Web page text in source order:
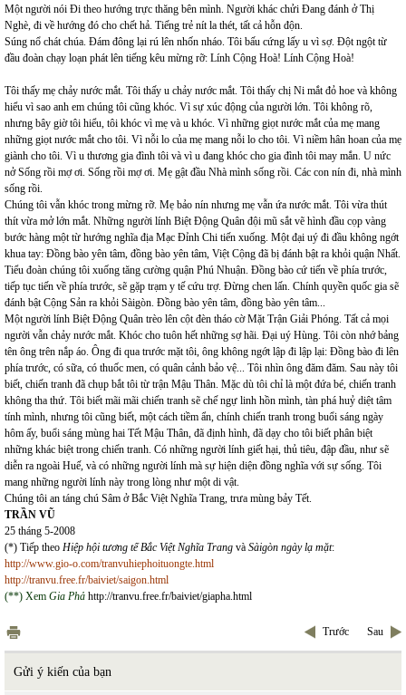
Một người nói Đi theo hướng trực thăng bên mình. Người khác chửi Đang đánh ở Thị
Nghè, đi về hướng đó cho chết hả. Tiếng trẻ nít la thét, tất cả hỗn độn.
Súng nổ chát chúa. Đám đông lại rú lên nhốn nháo. Tôi bấu cứng lấy u vì sợ. Đột ngột từ
đầu đoàn chạy loạn phát lên tiếng kêu mừng rỡ: Lính Cộng Hoà! Lính Cộng Hoà!
Tôi thấy mẹ chảy nước mắt. Tôi thấy u chảy nước mắt. Tôi thấy chị Ni mắt đỏ hoe và không
hiểu vì sao anh em chúng tôi cũng khóc. Vì sự xúc động của người lớn. Tôi không rõ,
nhưng bây giờ tôi hiểu, tôi khóc vì mẹ và u khóc. Vì những giọt nước mắt của mẹ mang
những giọt nước mắt cho tôi. Vì nỗi lo của mẹ mang nỗi lo cho tôi. Vì niềm hân hoan của mẹ
giành cho tôi. Vì u thương gia đình tôi và vì u đang khóc cho gia đình tôi may mắn. U nức
nở Sống rồi mợ ơi. Sống rồi mợ ơi. Mẹ gật đầu Nhà mình sống rồi. Các con nín đi, nhà mình
sống rồi.
Chúng tôi vẫn khóc trong mừng rỡ. Mẹ bảo nín nhưng mẹ vẫn ứa nước mắt. Tôi vừa thút
thít vừa mở lớn mắt. Những người lính Biệt Động Quân đội mũ sắt vẽ hình đầu cọp vàng
bước hàng một từ hướng nghĩa địa Mạc Đỉnh Chi tiến xuống. Một đại uý đi đầu không ngớt
khua tay: Đồng bào yên tâm, đồng bào yên tâm, Việt Cộng đã bị đánh bật ra khỏi quận Nhất.
Tiểu đoàn chúng tôi xuống tăng cường quận Phú Nhuận. Đồng bào cứ tiến về phía trước,
tiếp tục tiến về phía trước, sẽ gặp trạm y tế cứu trợ. Đừng chen lấn. Chính quyền quốc gia sẽ
đánh bật Cộng Sản ra khỏi Sàigòn. Đồng bào yên tâm, đồng bào yên tâm...
Một người lính Biệt Động Quân trèo lên cột đèn tháo cờ Mặt Trận Giải Phóng. Tất cả mọi
người vẫn chảy nước mắt. Khóc cho tuôn hết những sợ hãi. Đại uý Hùng. Tôi còn nhớ bảng
tên ông trên nắp áo. Ông đi qua trước mặt tôi, ông không ngớt lập đi lập lại: Đồng bào đi lên
phía trước, có sữa, có thuốc men, có quân cảnh bảo vệ... Tôi nhìn ông đăm đăm. Sau này tôi
biết, chiến tranh đã chụp bắt tôi từ trận Mậu Thân. Mặc dù tôi chỉ là một đứa bé, chiến tranh
không tha thứ. Tôi biết mãi mãi chiến tranh sẽ chế ngự linh hồn mình, tàn phá huỷ diệt tâm
tính mình, nhưng tôi cũng biết, một cách tiềm ẩn, chính chiến tranh trong buổi sáng ngày
hôm ấy, buổi sáng mùng hai Tết Mậu Thân, đã định hình, đã dạy cho tôi biết phân biệt
những khác biệt trong chiến tranh. Có những người lính giết hại, thủ tiêu, đập đầu, như sẽ
diễn ra ngoài Huế, và có những người lính mà sự hiện diện đồng nghĩa với sự sống. Tôi
mang những người lính này trong lòng như một di vật.
Chúng tôi an táng chú Sâm ở Bắc Việt Nghĩa Trang, trưa mùng bảy Tết.
TRẦN VŨ
25 tháng 5-2008
(*) Tiếp theo Hiệp hội tương tế Bắc Việt Nghĩa Trang và Sàigòn ngày lạ mặt:
http://www.gio-o.com/tranvuhiephoituongte.html
http://tranvu.free.fr/baiviet/saigon.html
(**) Xem Gia Phả http://tranvu.free.fr/baiviet/giapha.html
Trước Sau
Gửi ý kiến của bạn